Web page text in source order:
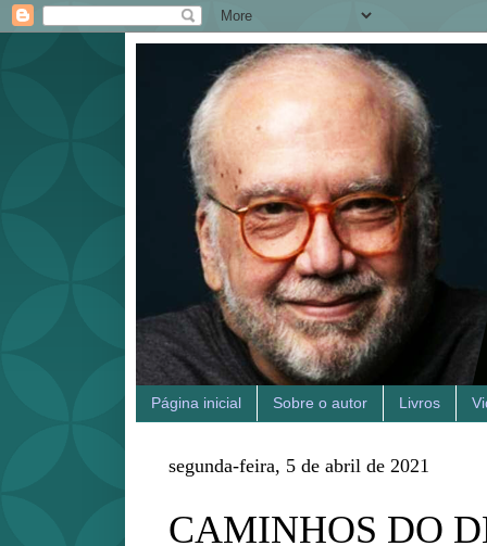
Página inicial Sobre o autor Livros
segunda-feira, 5 de abril de 2021
CAMINHOS DO